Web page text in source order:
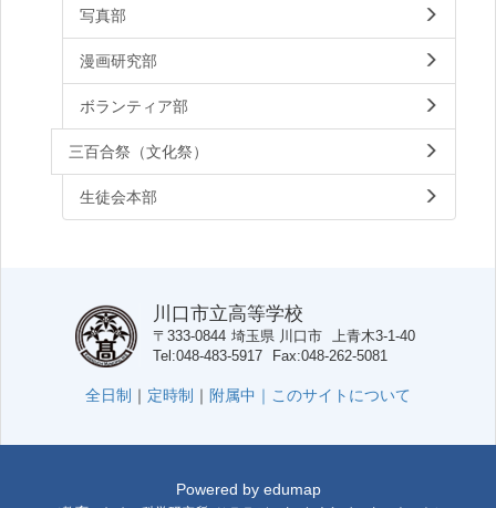
写真部
漫画研究部
ボランティア部
三百合祭（文化祭）
生徒会本部
川口市立高等学校
〒333-0844 埼玉県 川口市
上青木3-1-40
Tel 048-483-5917 Fax 048-262-5081
全日制 ｜ 定時制 ｜ 附属中｜ このサイトについて
Powered by edumap